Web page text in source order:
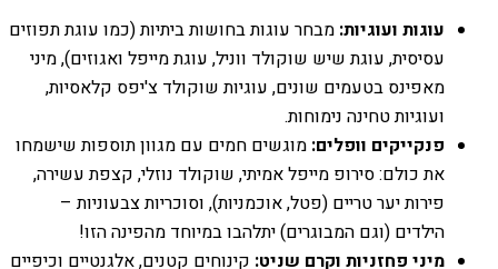
עוגות ועוגיות: מבחר עוגות בחושות ביתיות (כמו עוגת תפוזים
עסיסית, עוגת שיש שוקולד ווניל, עוגת מייפל ואגוזים), מיני
מאפינס בטעמים שונים, עוגיות שוקולד צ'יפס קלאסיות,
ועוגיות טחינה נימוחות.
פנקייקים וופלים: מוגשים חמים עם מגוון תוספות שישמחו
את כולם: סירופ מייפל אמיתי, שוקולד נוזלי, קצפת עשירה,
פירות יער טריים (פטל, אוכמניות), וסוכריות צבעוניות –
הילדים (וגם המבוגרים) יתלהבו במיוחד מהפינה הזו!
מיני פחזניות וקרם שניט: קינוחים קטנים, אלגנטיים וכיפיים